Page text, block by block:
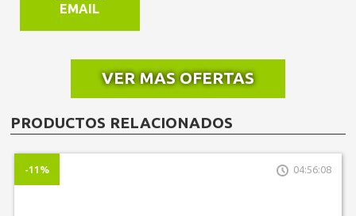
EMAIL
VER MAS OFERTAS
PRODUCTOS RELACIONADOS
-11% 04:56:08